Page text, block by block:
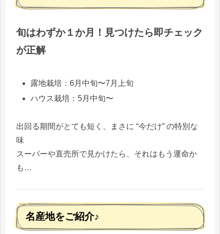
旬はわずか１か月！見つけたら即チェック
が正解
露地栽培：6月中旬〜7月上旬
ハウス栽培：5月中旬〜
出回る期間がとても短く、まさに “今だけ” の特別な
味
スーパーや直売所で見かけたら、それはもう運命か
も…
名産地をご紹介♪